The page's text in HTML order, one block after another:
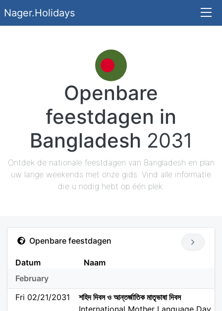
Nager.Holidays
Openbare
feestdagen in
Bangladesh 2031
Ontdek de nationale feestdagen van Bangladesh en plan
uw lange weekends met onze gids. Vind alle informatie
die u nodig hebt op één plek.
Openbare feestdagen
Datum
Naam
February
Fri 02/21/2031
শহিদ দিবস ও আন্তর্জাতিক মাতৃভাষা দিবস